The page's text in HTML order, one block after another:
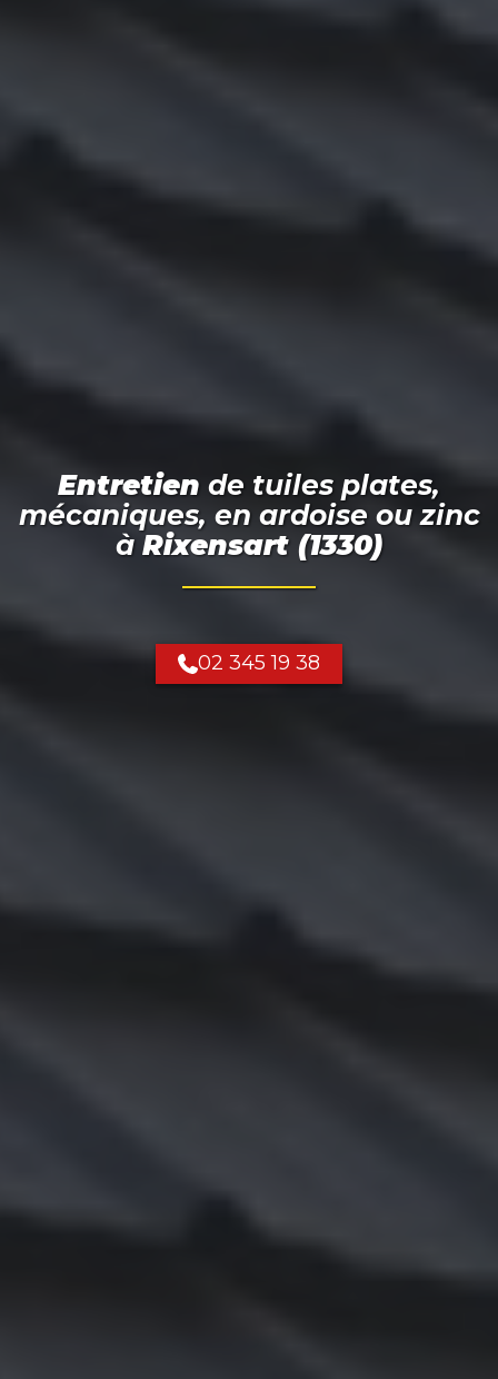
Entretien de tuiles plates,
mécaniques, en ardoise ou zinc
à Rixensart (1330)
02 345 19 38